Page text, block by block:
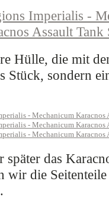
Hülle, die mit
Stück, sondern
das
wir die